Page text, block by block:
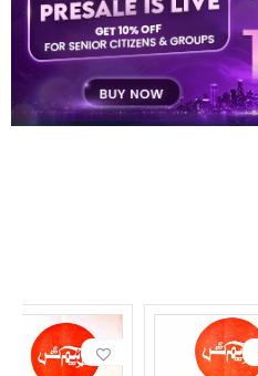
For any query/